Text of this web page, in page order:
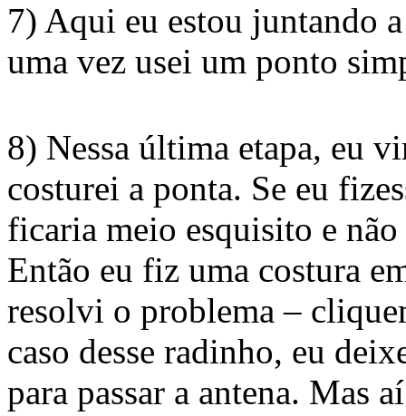
7) Aqui eu estou juntando
uma vez usei um ponto
8) Nessa última etapa, eu
costurei a ponta. Se eu
ficaria meio esquisito e
Então eu fiz uma costura
resolvi o problema –
caso desse radinho, eu
para passar a antena. Mas